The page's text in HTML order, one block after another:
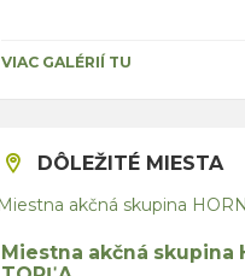
VIAC GALÉRIÍ TU
DÔLEŽITÉ MIESTA
Miestna akčná skupina